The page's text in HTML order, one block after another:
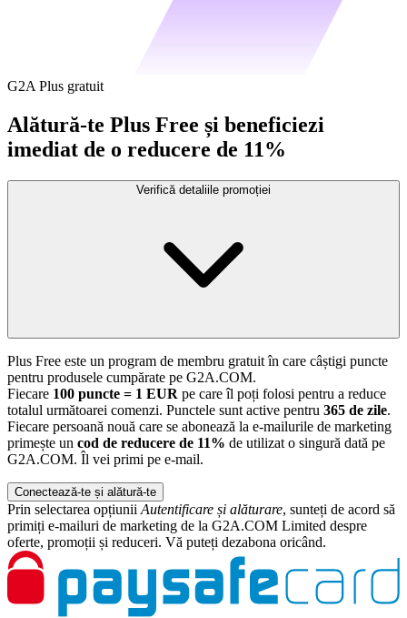
G2A Plus gratuit
Alătură-te Plus Free și beneficiezi
imediat de o reducere de 11%
Verifică detaliile promoției
Plus Free este un program de membru gratuit în care câștigi puncte
pentru produsele cumpărate pe G2A.COM.
Fiecare 100 puncte = 1 EUR pe care îl poți folosi pentru a reduce
totalul următoarei comenzi. Punctele sunt active pentru 365 de zile.
Fiecare persoană nouă care se abonează la e-mailurile de marketing
primește un cod de reducere de 11% de utilizat o singură dată pe
G2A.COM. Îl vei primi pe e-mail.
Conectează-te și alătură-te
Prin selectarea opțiunii Autentificare și alăturare, sunteți de acord să
primiți e-mailuri de marketing de la G2A.COM Limited despre
oferte, promoții și reduceri. Vă puteți dezabona oricând.